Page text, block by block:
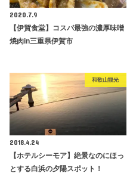
2020.7.9
【伊賀食堂】コスパ最強の濃厚味噌
焼肉in三重県伊賀市
和歌山観光
2018.4.24
【ホテルシーモア】絶景なのにほっ
とする白浜の夕陽スポット！